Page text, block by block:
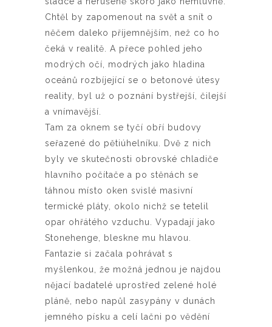
Chtěl by zapomenout na svět a snít o
něčem daleko příjemnějším, než co ho
čeká v realitě. A přece pohled jeho
modrých očí, modrých jako hladina
oceánů rozbíjející se o betonové útesy
reality, byl už o poznání bystřejší, čilejší
a vnímavější.
Tam za oknem se tyčí obří budovy
seřazené do pětiúhelníku. Dvě z nich
byly ve skutečnosti obrovské chladiče
hlavního počítače a po stěnách se
táhnou místo oken svislé masivní
termické pláty, okolo nichž se tetelil
opar ohřátého vzduchu. Vypadají jako
Stonehenge, bleskne mu hlavou.
Fantazie si začala pohrávat s
myšlenkou, že možná jednou je najdou
nějací badatelé uprostřed zelené holé
pláně, nebo napůl zasypány v dunách
jemného písku a celí lačni po vědění